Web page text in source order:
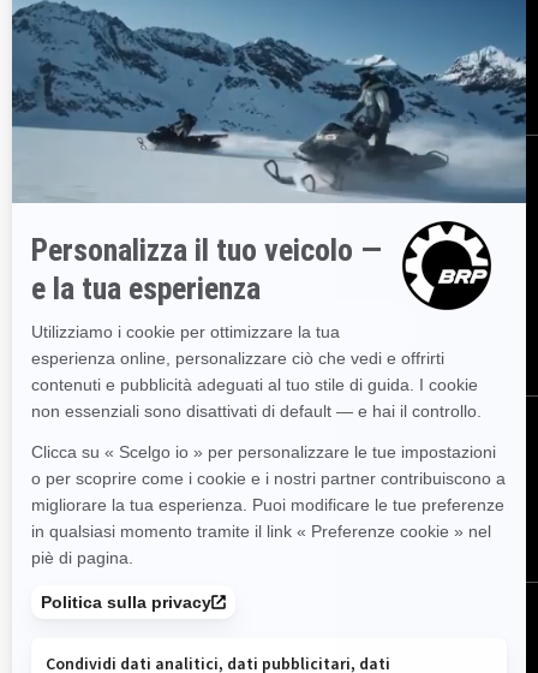
Opportunità di lavoro
Diventare concessionario
BRP Experiences
ISCRIVITI
Partecipa alla Newsletter.
Sii il primo a ricevere informazioni su
eventi, novità e promozioni.
ISCRIVITI
SEGUICI